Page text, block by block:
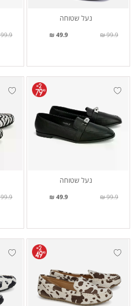
נעל שטוחה
49.9 ₪ 99.9 ₪
99.9 ₪
נעל שטוחה
49.9 ₪ 99.9 ₪
99.9 ₪